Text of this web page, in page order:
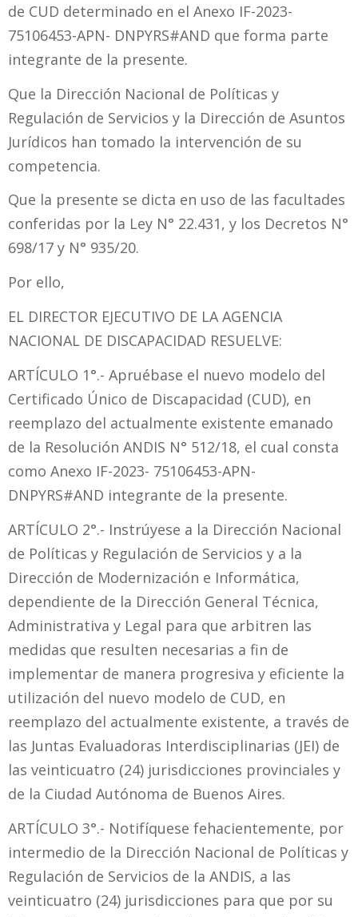
de CUD determinado en el Anexo IF-2023-
75106453-APN- DNPYRS#AND que forma parte
integrante de la presente.
Que la Dirección Nacional de Políticas y
Regulación de Servicios y la Dirección de Asuntos
Jurídicos han tomado la intervención de su
competencia.
Que la presente se dicta en uso de las facultades
conferidas por la Ley N° 22.431, y los Decretos N°
698/17 y N° 935/20.
Por ello,
EL DIRECTOR EJECUTIVO DE LA AGENCIA
NACIONAL DE DISCAPACIDAD RESUELVE:
ARTÍCULO 1°.- Apruébase el nuevo modelo del
Certificado Único de Discapacidad (CUD), en
reemplazo del actualmente existente emanado
de la Resolución ANDIS N° 512/18, el cual consta
como Anexo IF-2023- 75106453-APN-
DNPYRS#AND integrante de la presente.
ARTÍCULO 2°.- Instrúyese a la Dirección Nacional
de Políticas y Regulación de Servicios y a la
Dirección de Modernización e Informática,
dependiente de la Dirección General Técnica,
Administrativa y Legal para que arbitren las
medidas que resulten necesarias a fin de
implementar de manera progresiva y eficiente la
utilización del nuevo modelo de CUD, en
reemplazo del actualmente existente, a través de
las Juntas Evaluadoras Interdisciplinarias (JEI) de
las veinticuatro (24) jurisdicciones provinciales y
de la Ciudad Autónoma de Buenos Aires.
ARTÍCULO 3°.- Notifíquese fehacientemente, por
intermedio de la Dirección Nacional de Políticas y
Regulación de Servicios de la ANDIS, a las
veinticuatro (24) jurisdicciones para que por su